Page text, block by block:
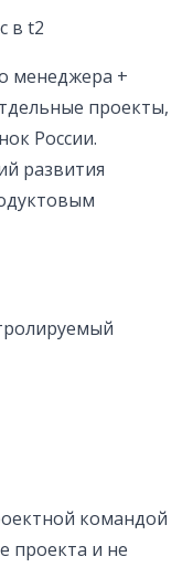
в t2
менеджера +
проекты,
России.
развития
командой
проекта и не